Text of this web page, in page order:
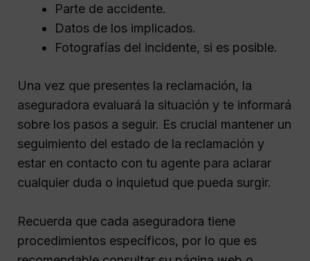
Parte de accidente.
Datos de los implicados.
Fotografías del incidente, si es posible.
Una vez que presentes la reclamación, la
aseguradora evaluará la situación y te informará
sobre los pasos a seguir. Es crucial mantener un
seguimiento del estado de la reclamación y
estar en contacto con tu agente para aclarar
cualquier duda o inquietud que pueda surgir.
Recuerda que cada aseguradora tiene
procedimientos específicos, por lo que es